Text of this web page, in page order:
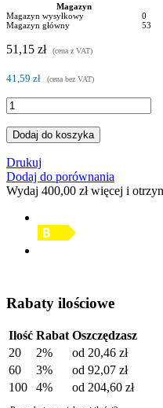
Magazyn
Magazyn wysyłkowy
0
Magazyn główny
53
51,15 zł (cena z VAT)
41,59 zł (cena bez VAT)
Dodaj do koszyka
Drukuj
Dodaj do porównania
Wydaj 400,00 złwięcej i
Rabaty ilościowe
Ilość Rabat Oszczędzasz
20
2% od 20,46 zł
60
3% od 92,07 zł
100
4% od 204,60 zł